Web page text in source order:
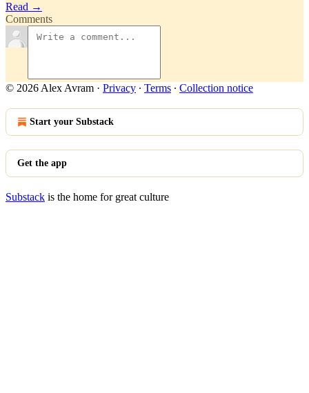
Read →
Comments
© 2026 Alex Avram · Privacy ∙ Terms ∙ Collection notice
Start your Substack
Get the app
Substack is the home for great culture